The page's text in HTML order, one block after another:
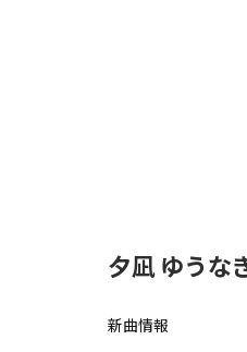
夕凪 ゆうな
新曲情報